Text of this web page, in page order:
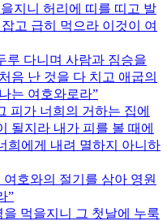
지니 허리에 띠를 띠고 발
고 급히 먹으라 이것이 여
루 다니며 사람과 짐승을
음 난 것을 다 치고 애굽의
는 여호와로라
피가 너희의 거하는 집에
될지라 내가 피를 볼 때에
희에게 내려 멸하지 아니하
호와의 절기를 삼아 영원
먹을지니 그 첫날에 누룩